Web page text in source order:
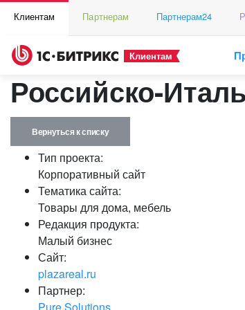
Клиентам Партнерам Партнерам24
Клиентам
Российско-
Вернуться к списку
Тип проекта:
Корпоративный сайт
Тематика сайта:
Товары для дома, мебель
Редакция продукта:
Малый бизнес
Сайт:
plazareal.ru
Партнер: